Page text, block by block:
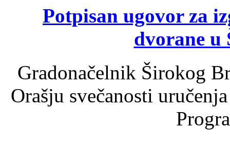
Potpisan ugovor za
dvorane u
Gradonačelnik Širokog
Orašju svečanosti